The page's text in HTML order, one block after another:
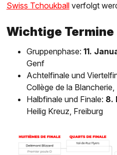
Swiss Tchoukballverfolgt
Wichtige Termine
Gruppenphase: 11.
Genf
Achtelfinale und
Collège de la
Halbfinale und Finale: 8.
Heilig Kreuz, Freiburg